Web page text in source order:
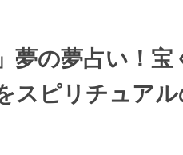
夢の夢占い！
スピリチュア